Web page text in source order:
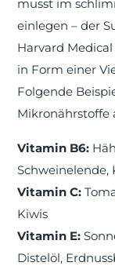
musst im
einlegen – der
Harvard
in Form einer
Folgende
Mikronährstoffe
Vitamin B6:
Schweinelende,
Vitamin C:
Kiwis
Vitamin E:
Distelöl,